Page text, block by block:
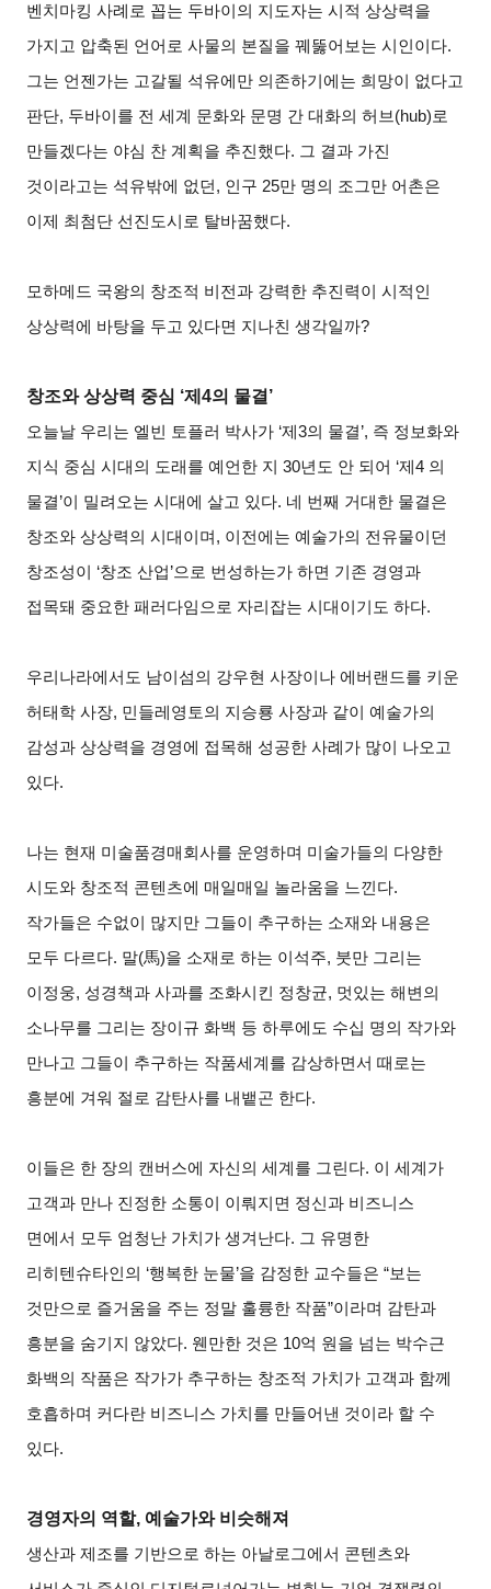
벤치마킹 사례로 꼽는 두바이의 지도자는 시적 상상력을
가지고 압축된 언어로 사물의 본질을 꿰뚫어보는 시인이다.
그는 언젠가는 고갈될 석유에만 의존하기에는 희망이 없다고
판단, 두바이를 전 세계 문화와 문명 간 대화의 허브(hub)로
만들겠다는 야심 찬 계획을 추진했다. 그 결과 가진
것이라고는 석유밖에 없던, 인구 25만 명의 조그만 어촌은
이제 최첨단 선진도시로 탈바꿈했다.
모하메드 국왕의 창조적 비전과 강력한 추진력이 시적인
상상력에 바탕을 두고 있다면 지나친 생각일까?
창조와 상상력 중심 ‘제4의 물결’
오늘날 우리는 엘빈 토플러 박사가 ‘제3의 물결’, 즉 정보화와
지식 중심 시대의 도래를 예언한 지 30년도 안 되어 ‘제4 의
물결’이 밀려오는 시대에 살고 있다. 네 번째 거대한 물결은
창조와 상상력의 시대이며, 이전에는 예술가의 전유물이던
창조성이 ‘창조 산업’으로 번성하는가 하면 기존 경영과
접목돼 중요한 패러다임으로 자리잡는 시대이기도 하다.
우리나라에서도 남이섬의 강우현 사장이나 에버랜드를 키운
허태학 사장, 민들레영토의 지승룡 사장과 같이 예술가의
감성과 상상력을 경영에 접목해 성공한 사례가 많이 나오고
있다.
나는 현재 미술품경매회사를 운영하며 미술가들의 다양한
시도와 창조적 콘텐츠에 매일매일 놀라움을 느낀다.
작가들은 수없이 많지만 그들이 추구하는 소재와 내용은
모두 다르다. 말(馬)을 소재로 하는 이석주, 붓만 그리는
이정웅, 성경책과 사과를 조화시킨 정창균, 멋있는 해변의
소나무를 그리는 장이규 화백 등 하루에도 수십 명의 작가와
만나고 그들이 추구하는 작품세계를 감상하면서 때로는
흥분에 겨워 절로 감탄사를 내뱉곤 한다.
이들은 한 장의 캔버스에 자신의 세계를 그린다. 이 세계가
고객과 만나 진정한 소통이 이뤄지면 정신과 비즈니스
면에서 모두 엄청난 가치가 생겨난다. 그 유명한
리히텐슈타인의 ‘행복한 눈물’을 감정한 교수들은 “보는
것만으로 즐거움을 주는 정말 훌륭한 작품”이라며 감탄과
흥분을 숨기지 않았다. 웬만한 것은 10억 원을 넘는 박수근
화백의 작품은 작가가 추구하는 창조적 가치가 고객과 함께
호흡하며 커다란 비즈니스 가치를 만들어낸 것이라 할 수
있다.
경영자의 역할, 예술가와 비슷해져
생산과 제조를 기반으로 하는 아날로그에서 콘텐츠와